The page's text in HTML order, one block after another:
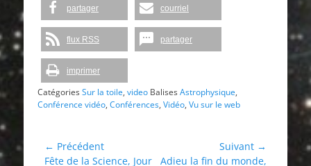
partager courriel
flux RSS partager
imprimer
CatégoriesSur la toile, video BalisesAstrophysique,
Conférence vidéo, Conférences, Vidéo, Vu sur le web
Navigation
← Précédent
Article
Fête de la Science, Jour
Suivant →
Article
Adieu la fin du monde,